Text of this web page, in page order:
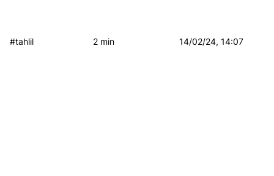
#tahlil 2 min 14/02/24, 14:07